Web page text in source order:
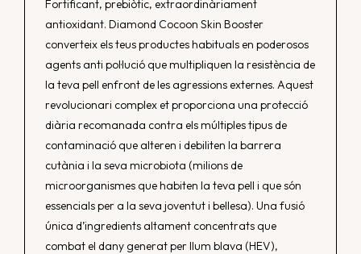
Fortificant, prebiòtic, extraordinàriament
antioxidant. Diamond Cocoon Skin Booster
converteix els teus productes habituals en poderosos
agents anti pol·lució que multipliquen la resistència de
la teva pell enfront de les agressions externes. Aquest
revolucionari complex et proporciona una protecció
diària recomanada contra els múltiples tipus de
contaminació que alteren i debiliten la barrera
cutània i la seva microbiota (milions de
microorganismes que habiten la teva pell i que són
essencials per a la seva joventut i bellesa). Una fusió
única d’ingredients altament concentrats que
combat el dany generat per llum blava (HEV),